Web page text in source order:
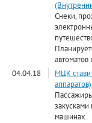
Снеки,
автоматов
04.04.18
МЦК
аппаратов)
машинах.